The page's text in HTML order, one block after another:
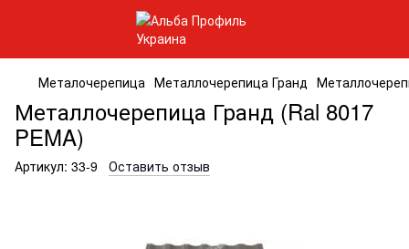
Металочерепица Металлочерепица Гранд
Металлочерепица Гранд (Ral 8017
PEMA)
Артикул: 33-9 Оставить отзыв